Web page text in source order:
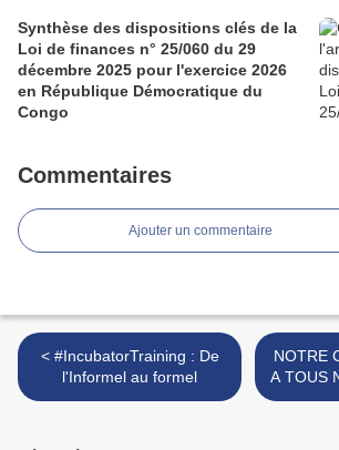
Synthèse des dispositions clés de la
Loi de finances n° 25/060 du 29
décembre 2025 pour l'exercice 2026
en République Démocratique du
Congo
Commentaires
Ajouter un commentaire
< #IncubatorTraining : De
l'Informel au formel
NOTRE